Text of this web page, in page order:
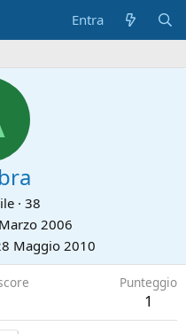
Entra
· 38
2006
Maggio 2010
Punteggio
1